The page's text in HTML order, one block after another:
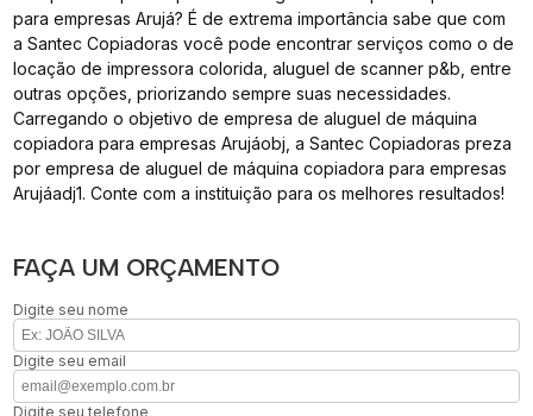
para empresas Arujá? É de extrema importância sabe que com
a Santec Copiadoras você pode encontrar serviços como o de
locação de impressora colorida, aluguel de scanner p&b, entre
outras opções, priorizando sempre suas necessidades.
Carregando o objetivo de empresa de aluguel de máquina
copiadora para empresas Arujáobj, a Santec Copiadoras preza
por empresa de aluguel de máquina copiadora para empresas
Arujáadj1. Conte com a instituição para os melhores resultados!
FAÇA UM ORÇAMENTO
Digite seu nome
Digite seu email
Digite seu telefone